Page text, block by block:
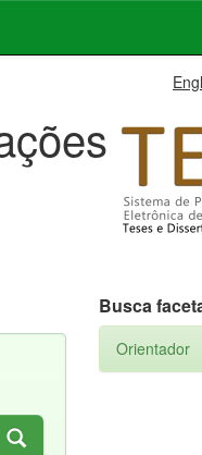
Busca
Orientador